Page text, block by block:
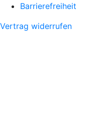
Barrierefreiheit
Vertrag widerrufen